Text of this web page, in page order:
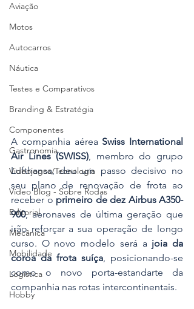
Aviação
Motos
Autocarros
Náutica
Testes e Comparativos
Branding & Estratégia
Componentes
Gastronomia
Videojogos/Tecnologia
Vídeo Blog - Sobre Rodas
Editorial
Mecânica
Mobilidade
Logística
Hobby
A companhia aérea Swiss International
Air Lines (SWISS), membro do grupo
Lufthansa, deu um passo decisivo no
seu plano de renovação de frota ao
receber o primeiro de dez Airbus A350-
900, aeronaves de última geração que
irão reforçar a sua operação de longo
curso. O novo modelo será a joia da
coroa da frota suíça, posicionando-se
como o novo porta-estandarte da
companhia nas rotas intercontinentais.